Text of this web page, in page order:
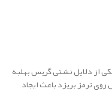
از دلایل نشتی گریس بهلبه
ترمز بریزد باعث ایجاد